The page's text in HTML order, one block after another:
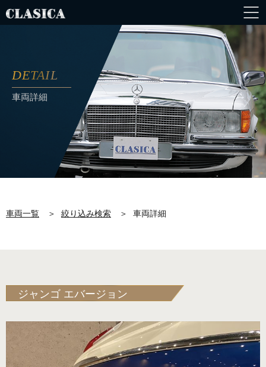
DETAIL
車両詳細
車両一覧 ＞ 絞り込み検索 ＞ 車両詳細
ジャンゴ エバージョン